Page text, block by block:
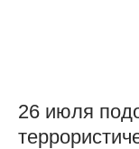
26 июля